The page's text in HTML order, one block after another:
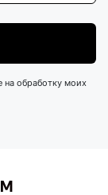
на обработку моих